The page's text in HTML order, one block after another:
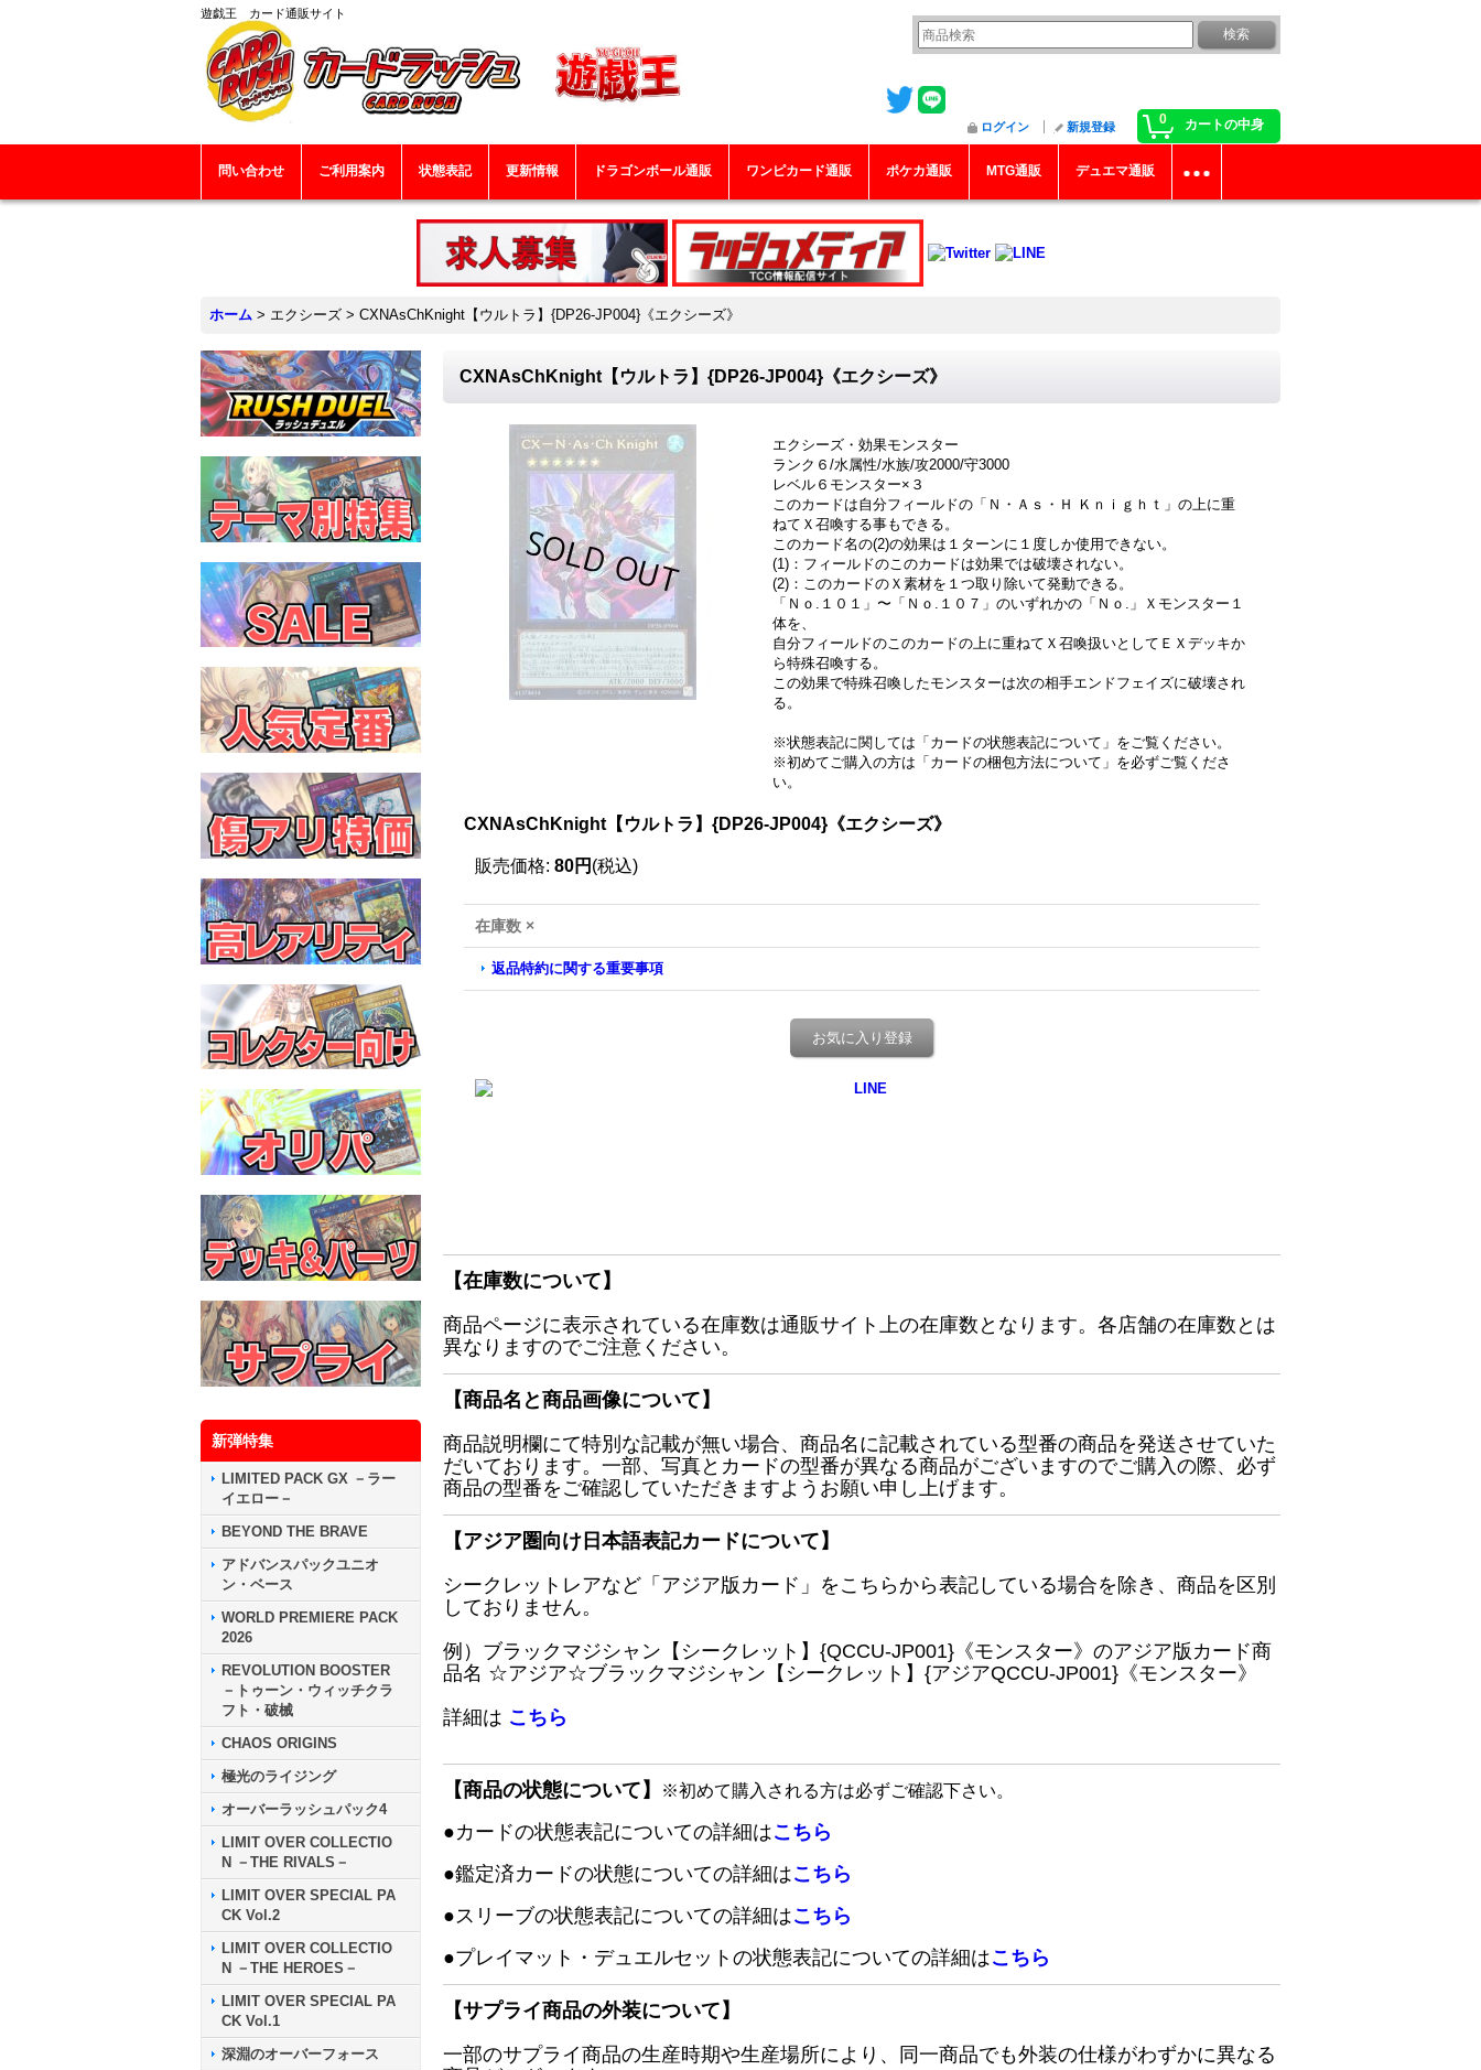
遊戯王 カード通販サイト
0 カートの中身
ログイン 新規登録
問い合わせ ご利用案内 状態表記 更新情報 ドラゴンボール通販 ワンピカード通販 ポケカ通販 MTG通販 デュエマ通販
ホーム > エクシーズ > CXNAsChKnight【ウルトラ】{DP26-JP004}《エクシーズ》
新弾特集
LIMITED PACK GX －ラー
イエロー－
BEYOND THE BRAVE
アドバンスパックユニオ
ン・ベース
WORLD PREMIERE PACK
2026
REVOLUTION BOOSTER
－トゥーン・ウィッチクラ
フト・破械
CHAOS ORIGINS
極光のライジング
オーバーラッシュパック4
LIMIT OVER COLLECTIO
N －THE RIVALS－
LIMIT OVER SPECIAL PA
CK Vol.2
LIMIT OVER COLLECTIO
N －THE HEROES－
LIMIT OVER SPECIAL PA
CK Vol.1
深淵のオーバーフォース
CXNAsChKnight【ウルトラ】{DP26-JP004}《エクシーズ》
エクシーズ・効果モンスター
ランク６/水属性/水族/攻2000/守3000
レベル６モンスター×３
このカードは自分フィールドの「Ｎ・Ａｓ・Ｈ Ｋｎｉｇｈｔ」の上に重
ねてＸ召喚する事もできる。
このカード名の(2)の効果は１ターンに１度しか使用できない。
(1)：フィールドのこのカードは効果では破壊されない。
(2)：このカードのＸ素材を１つ取り除いて発動できる。
「Ｎｏ.１０１」〜「Ｎｏ.１０７」のいずれかの「Ｎｏ.」Ｘモンスター１
体を、
自分フィールドのこのカードの上に重ねてＸ召喚扱いとしてＥＸデッキか
ら特殊召喚する。
この効果で特殊召喚したモンスターは次の相手エンドフェイズに破壊され
る。
※状態表記に関しては「 カードの状態表記について」をご覧ください。
※初めてご購入の方は「 カードの梱包方法について」を必ずご覧くださ
い。
CXNAsChKnight【ウルトラ】{DP26-JP004}《エクシーズ》
販売価格: 80円 (税込)
在庫数 ×
返品特約に関する重要事項
お気に入り登録
【在庫数について】
商品ページに表示されている在庫数は通販サイト上の在庫数となります。各店舗の在庫数とは
異なりますのでご注意ください。
【商品名と商品画像について】
商品説明欄にて特別な記載が無い場合、商品名に記載されている型番の商品を発送させていた
だいております。一部、写真とカードの型番が異なる商品がございますのでご購入の際、必ず
商品の型番をご確認していただきますようお願い申し上げます。
【アジア圏向け日本語表記カードについて】
シークレットレアなど「アジア版カード」をこちらから表記している場合を除き、商品を区別
しておりません。
例）ブラックマジシャン【シークレット】{QCCU-JP001}《モンスター》のアジア版カード商
品名 ☆アジア☆ブラックマジシャン【シークレット】{アジアQCCU-JP001}《モンスター》
詳細は こちら
【商品の状態について】 ※初めて購入される方は必ずご確認下さい。
●カードの状態表記についての詳細はこちら
●鑑定済カードの状態についての詳細はこちら
●スリーブの状態表記についての詳細はこちら
●プレイマット・デュエルセットの状態表記についての詳細はこちら
【サプライ商品の外装について】
一部のサプライ商品の生産時期や生産場所により、同一商品でも外装の仕様がわずかに異なる